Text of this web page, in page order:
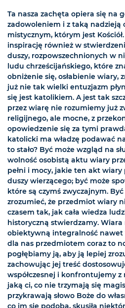
Ta nasza zachęta opiera się na
zadowoleniem i z taką nadzieją
mistycznym, którym jest
inspirację również w
duszy, rozpowszechnionych w
ludu chrześcijańskiego, które
obniżenie się, osłabienie wiary,
już nie tak wielki entuzjazm
się jest katolikiem. A jest tak
przez wiarę nie rozumiemy już
religijnego, ale mocne, z
opowiedzenie się za tymi
katolicki ma władzę podawać
to stało? Być może wzgląd na
wolność osobistą aktu wiary
pełni i mocy, jakie ten akt
duszy wierzącego; być może
które są czymś zwyczajnym.
zrozumieć, że przedmiot wiary
czasem tak, jak cała wiedza
historyczną stwierdzamy. Wiara
obiektywną integralność nawet
dla nas przedmiotem coraz to
pogłębiamy ją, aby ją lepiej
zachowując jej treść
współczesnej i konfrontujemy z
jaką ci, co nie trzymają się
przykrawają słowo Boże do
co im się podoba, skusiła